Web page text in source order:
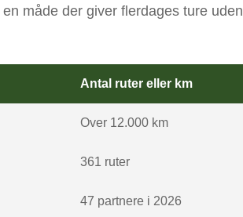
måde der giver flerdages ture uden
Antal ruter eller km
Over 12.000 km
361 ruter
47 partnere i 2026